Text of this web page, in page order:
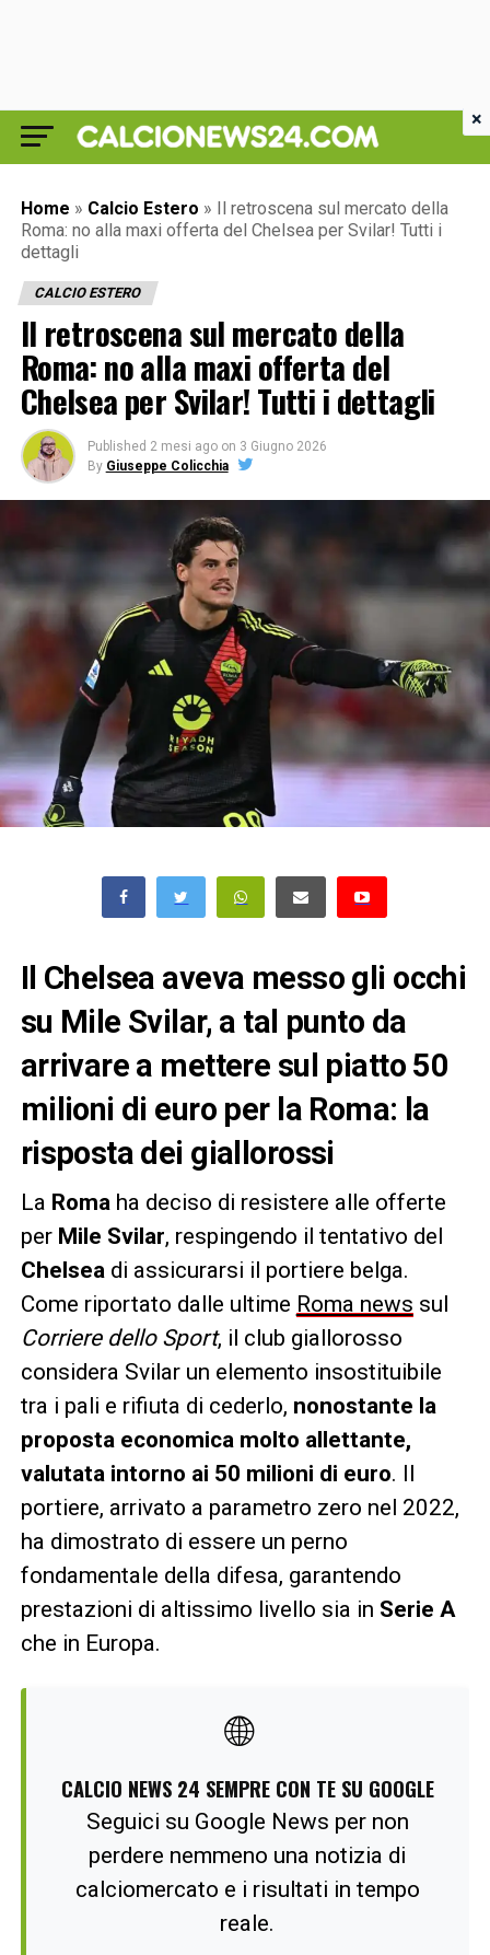
Home » Calcio Estero » Il retroscena sul mercato della
Roma: no alla maxi offerta del Chelsea per Svilar! Tutti i
dettagli
CALCIO ESTERO
Il retroscena sul mercato della
Roma: no alla maxi offerta del
Chelsea per Svilar! Tutti i dettagli
Published 2 mesi ago on 3 Giugno 2026
By Giuseppe Colicchia
Il Chelsea aveva messo gli occhi
su Mile Svilar, a tal punto da
arrivare a mettere sul piatto 50
milioni di euro per la Roma: la
risposta dei giallorossi
La Romaha deciso di resistere alle offerte
per Mile Svilar, respingendo il tentativo del
Chelseadi assicurarsi il portiere belga.
Come riportato dalle ultime Roma news sul
Corriere dello Sport, il club giallorosso
considera Svilar un elemento insostituibile
tra i pali e rifiuta di cederlo, nonostante la
proposta economica molto allettante,
valutata intorno ai 50 milioni di euro. Il
portiere, arrivato a parametro zero nel 2022,
ha dimostrato di essere un perno
fondamentale della difesa, garantendo
prestazioni di altissimo livello sia in Serie A
che in Europa.
🌐
CALCIO NEWS 24 SEMPRE CON TE SU GOOGLE
Seguici su Google News per non
perdere nemmeno una notizia di
calciomercato e i risultati in tempo
reale.
×